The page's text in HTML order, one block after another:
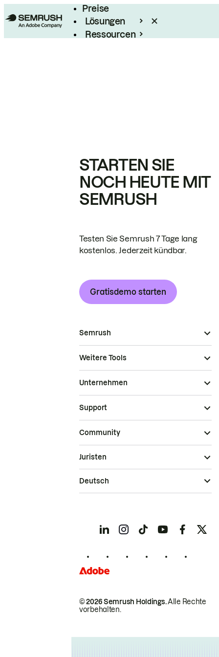
Preise
Lösungen
Ressourcen
STARTEN SIE
NOCH HEUTE MIT
SEMRUSH
Testen Sie Semrush 7 Tage lang
kostenlos. Jederzeit kündbar.
Gratisdemo starten
Semrush
Weitere Tools
Unternehmen
Support
Community
© 2026 Semrush Holdings.Alle Rechte
vorbehalten.
Juristen
Deutsch